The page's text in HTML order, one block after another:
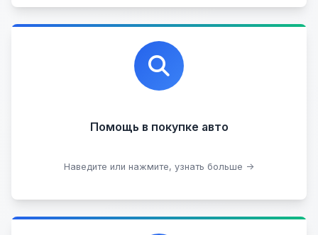
Помощь в покупке авто
Наведите или нажмите, узнать больше →
Профессиональная помощь в выборе автомобиля
на любых торговых площадках с проверкой
юридической чистоты.
Подобрать авто